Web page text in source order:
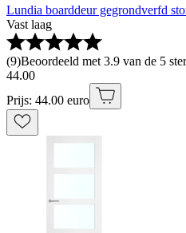
Lundia boarddeur gegrondverfd
Vast laag
(9)Beoordeeld met 3.9 van de 5
44.00
Prijs: 44.00 euro